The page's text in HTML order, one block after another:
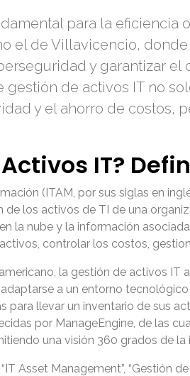
para la
el de Villavicencio,
y garantizar
de activos IT no
y el ahorro de costos,
IT?
(ITAM, por sus siglas en
los activos de TI de una
la nube y la información
controlar los costos,
la gestión de activos IT
a un entorno
llevar un inventario de sus
por ManageEngine, de las
una visión 360 grados de
Asset Management”, “Gestión